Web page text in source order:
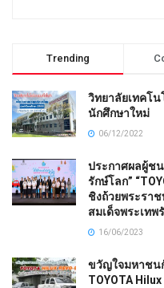
Trending
วิทยาลัยเทคโ
นักศึกษาใหม่
06/12/2022
ประกาศผลผู้ช
รักษ์โลก”
ชิงถ้วยพระรา
สมเด็จพระเท
16/06/2023
ขวัญใจมหาชน
TOYOTA Hilux